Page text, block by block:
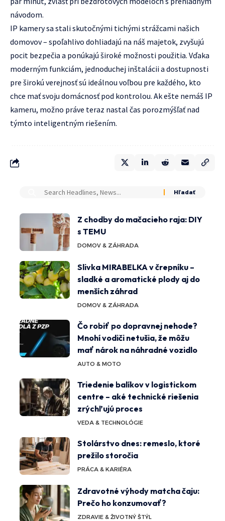
návodom.
IP kamery sa stali skutočnými tichými strážcami našich
domovov – spoľahlivo dohliadajú na náš majetok, zvyšujú
pocit bezpečia a ponúkajú široké možnosti použitia. Vďaka
moderným funkciám, jednoduchej inštalácii a dostupnosti
pre širokú verejnosť sú ideálnou voľbou pre každého, kto
chce mať svoju domácnosť pod kontrolou. Ak ešte nemáš IP
kameru, možno práve teraz nastal čas porozmýšľať nad
týmto inteligentným riešením.
Z chodby do mačacieho raja: DIY
s TEMU
DOMOV & ZÁHRADA
Slivka MIRABELKA v črepníku –
sladké a aromatické plody aj do
menších záhrad
DOMOV & ZÁHRADA
Čo robiť po dopravnej nehode?
Mnohí vodiči netušia, že môžu
mať nárok na náhradné vozidlo
AUTO & MOTO
Triedenie balíkov v logistickom
centre – aké technické riešenia
zrýchľujú proces
VEDA & TECHNOLÓGIE
Stolárstvo dnes: remeslo, ktoré
prežilo storočia
PRÁCA & KARIÉRA
Zdravotné výhody matcha čaju:
Prečo ho konzumovať?
ZDRAVIE & ŽIVOTNÝ ŠTÝL